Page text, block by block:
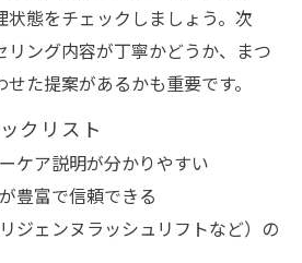
態をチェックしましょう。次
リング内容が丁寧かどうか、まつ
た提案があるかも重要です。
クリスト
ケア説明が分かりやすい
豊富で信頼できる
ジェンヌラッシュリフトなど）の